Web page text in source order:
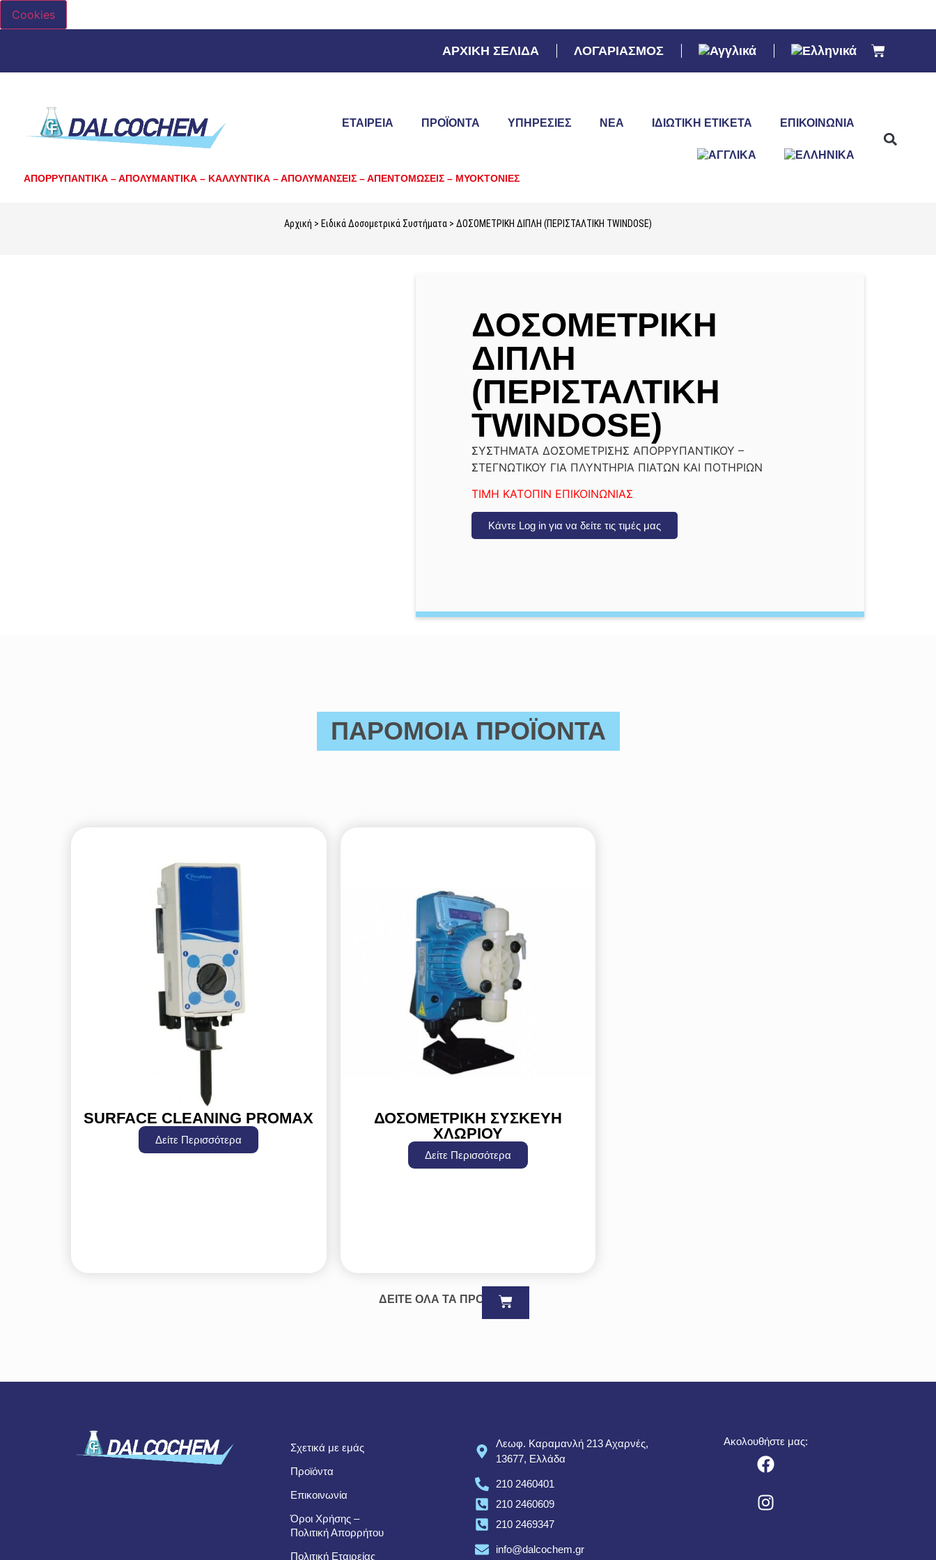
Cookies
ΑΡΧΙΚΗ ΣΕΛΙΔΑ ΛΟΓΑΡΙΑΣΜΟΣ
ΕΤΑΙΡΕΙΑ ΠΡΟΪΌΝΤΑ ΥΠΗΡΕΣΊΕΣ ΝΈΑ ΙΔΙΩΤΙΚΉ ΕΤΙΚΈΤΑ ΕΠΙΚΟΙΝΩΝΊΑ
ΑΠΟΡΡΥΠΑΝΤΙΚΑ – ΑΠΟΛΥΜΑΝΤΙΚΑ – ΚΑΛΛΥΝΤΙΚΑ – ΑΠΟΛΥΜΑΝΣΕΙΣ – ΑΠΕΝΤΟΜΩΣΕΙΣ – ΜΥΟΚΤΟΝΙΕΣ
Αρχική > Ειδικά Δοσομετρικά Συστήματα > ΔΟΣΟΜΕΤΡΙΚΗ ΔΙΠΛΗ (ΠΕΡΙΣΤΑΛΤΙΚΗ TWINDOSE)
ΔΟΣΟΜΕΤΡΙΚΗ
ΔΙΠΛΗ
(ΠΕΡΙΣΤΑΛΤΙΚΗ
TWINDOSE)
ΣΥΣΤΗΜΑΤΑ ΔΟΣΟΜΕΤΡΙΣΗΣ ΑΠΟΡΡΥΠΑΝΤΙΚΟΥ –
ΣΤΕΓΝΩΤΙΚΟΥ ΓΙΑ ΠΛΥΝΤΗΡΙΑ ΠΙΑΤΩΝ ΚΑΙ ΠΟΤΗΡΙΩΝ
ΤΙΜΗ ΚΑΤΟΠΙΝ ΕΠΙΚΟΙΝΩΝΙΑΣ
Κάντε Log in για να δείτε τις τιμές μας
ΠΑΡΟΜΟΙΑ ΠΡΟΪΟΝΤΑ
SURFACE CLEANING PROMAX
Δείτε Περισσότερα
ΔΟΣΟΜΕΤΡΙΚΗ ΣΥΣΚΕΥΗ
ΧΛΩΡΙΟΥ
Δείτε Περισσότερα
ΔΕΙΤΕ ΟΛΑ ΤΑ ΠΡΟΪΟΝΤΑ
Σχετικά με εμάς
Προϊόντα
Επικοινωνία
Όροι Χρήσης –
Πολιτική Απορρήτου
Πολιτική Εταιρείας
Λεωφ. Καραμανλή 213 Αχαρνές,
13677, Ελλάδα
210 2460401
210 2460609
210 2469347
info@dalcochem.gr
Ακολουθήστε μας: